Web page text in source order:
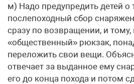
м) Надо предупредить детей о
послепоходный сбор
сразу по возвращении, и тому,
«общественный» рюкзак,
переложить свои вещи.
отвечает за выданное ему
его до конца похода и потом